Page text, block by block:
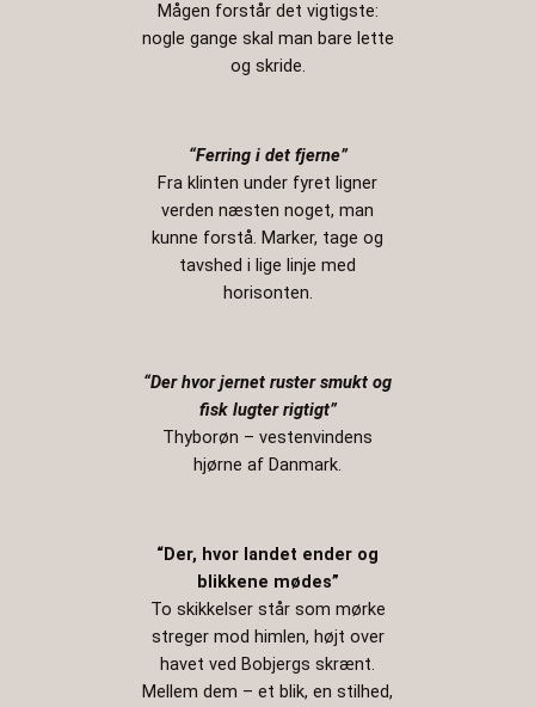
Mågen forstår det vigtigste:
nogle gange skal man bare lette
og skride.
“Ferring i det fjerne”
Fra klinten under fyret ligner
verden næsten noget, man
kunne forstå. Marker, tage og
tavshed i lige linje med
horisonten.
“Der hvor jernet ruster smukt og
fisk lugter rigtigt”
Thyborøn – vestenvindens
hjørne af Danmark.
“Der, hvor landet ender og
blikkene mødes”
To skikkelser står som mørke
streger mod himlen, højt over
havet ved Bobjergs skrænt.
Mellem dem – et blik, en stilhed,